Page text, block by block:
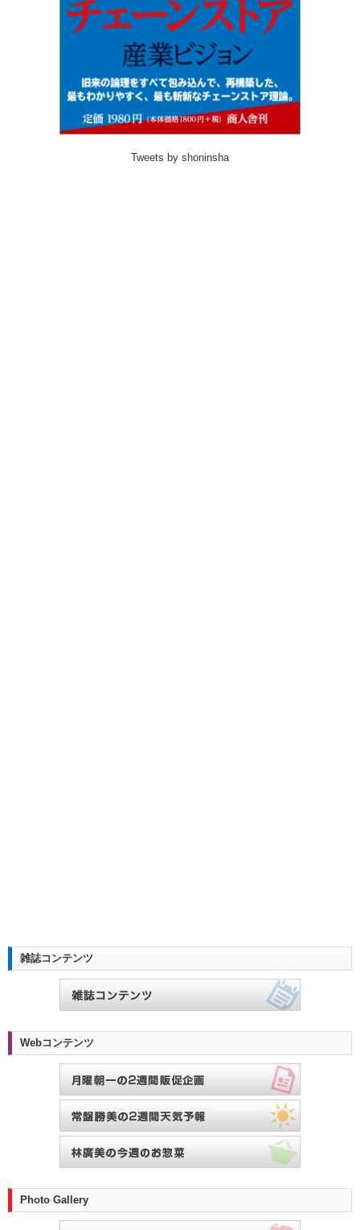
Tweets by shoninsha
雑誌コンテンツ
Webコンテンツ
Photo Gallery